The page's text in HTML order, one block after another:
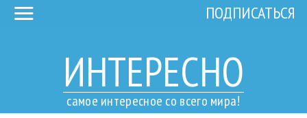
ИНТЕРЕСНО
самое интересное со всего мира!
ПОДПИСАТЬСЯ